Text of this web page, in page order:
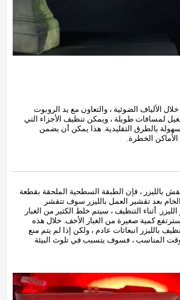
الألياف الضوئية ، والتعاون مع يد الروبوت
لمسافات طويلة ، ويمكن تنظيف الأجزاء التي
بالطرق التقليدية. هذا يمكن أن يضمن
الخطرة.
بالليزر ، فإن الطبقة السطحية الملحقة بقطعة
بعد تقشير العمل بالليزر سوف تتقشر
أثناء التنظيف ، سيتم خلط الكثير من الغبار
كمية صغيرة من الغبار الأخف. خلال هذه
بالليزر انبعاثات عادم ، ولكن إذا لم يتم منع
المناسب ، فسوف يتسبب في تلوث البيئة